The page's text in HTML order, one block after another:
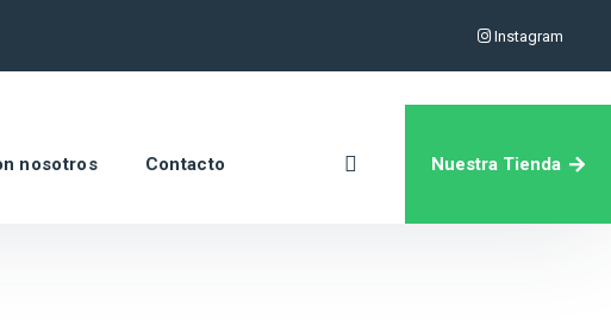
Instagram
nosotros Contacto Nuestra Tienda